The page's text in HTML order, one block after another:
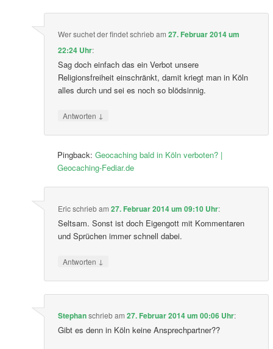
Wer suchet der findet schriebam 27. Februar 2014 um
22:24 Uhr:
Sag doch einfach das ein Verbot unsere
Religionsfreiheit einschränkt, damit kriegt man in Köln
alles durch und sei es noch so blödsinnig.
Antworten ↓
Pingback: Geocaching bald in Köln verboten? |
Geocaching-Fediar.de
Eric schriebam 27. Februar 2014 um 09:10 Uhr:
Seltsam. Sonst ist doch Eigengott mit Kommentaren
und Sprüchen immer schnell dabei.
Antworten ↓
Stephan schriebam 27. Februar 2014 um 00:06 Uhr:
Gibt es denn in Köln keine Ansprechpartner??